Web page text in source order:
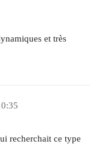
et très
recherchait ce type